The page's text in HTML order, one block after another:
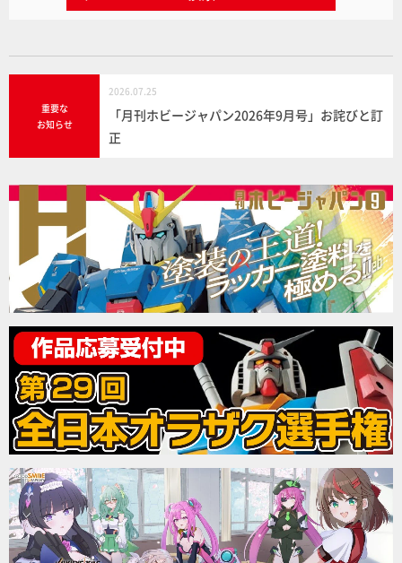
重要な
お知らせ
2026.07.25
「月刊ホビージャパン2026年9月号」お詫びと訂
正